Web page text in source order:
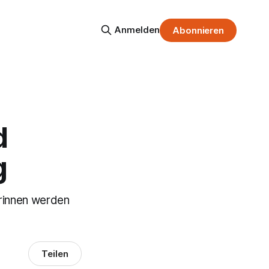
Anmelden Abonnieren
werden
Teilen